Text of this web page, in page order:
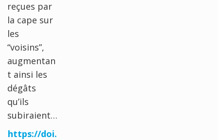
reçues par
la cape sur
les
“voisins”,
augmentan
t ainsi les
dégâts
qu’ils
subiraient…
https://doi.